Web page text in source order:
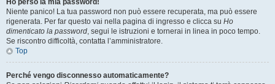
Ho perso la mia password!
Niente panico! La tua password non può essere recuperata, ma può essere
rigenerata. Per far questo vai nella pagina di ingresso e clicca su Ho
dimenticato la password, segui le istruzioni e tornerai in linea in poco tempo.
Se riscontro difficoltà, contatta l’amministratore.
Top
Perché vengo disconnesso automaticamente?